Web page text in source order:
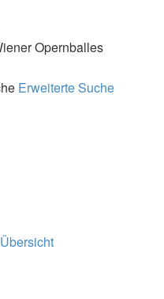
Opernballes
Erweiterte Suche